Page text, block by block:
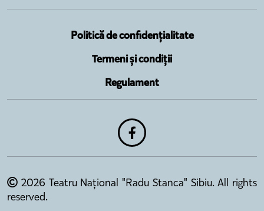
Politică de confidențialitate
Termeni și condiții
Regulament
2026 Teatru Național "Radu Stanca" Sibiu. All rights
reserved.